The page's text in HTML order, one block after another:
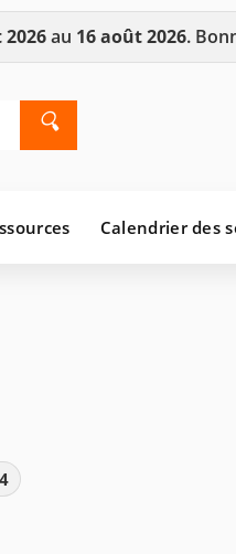
au 16 août 2026.
🔍
Calendrier des